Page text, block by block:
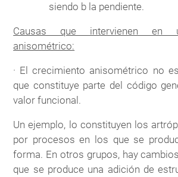
siendo b la pendiente.
Causas que intervienen en
anisométrico:
· El crecimiento anisométrico no
que constituye parte del código
valor funcional.
Un ejemplo, lo constituyen los
por procesos en los que se
forma. En otros grupos, hay
que se produce una adición de